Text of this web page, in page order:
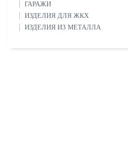
ГАРАЖИ
ИЗДЕЛИЯ ДЛЯ ЖКХ
ИЗДЕЛИЯ ИЗ МЕТАЛЛА